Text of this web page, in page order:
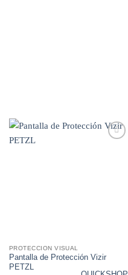
PROTECCION VISUAL
Pantalla de Protección Vizir
PETZL